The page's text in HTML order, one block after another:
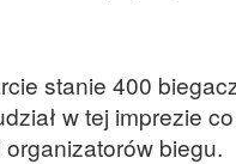
stanie 400
w tej imprezie
biegu.